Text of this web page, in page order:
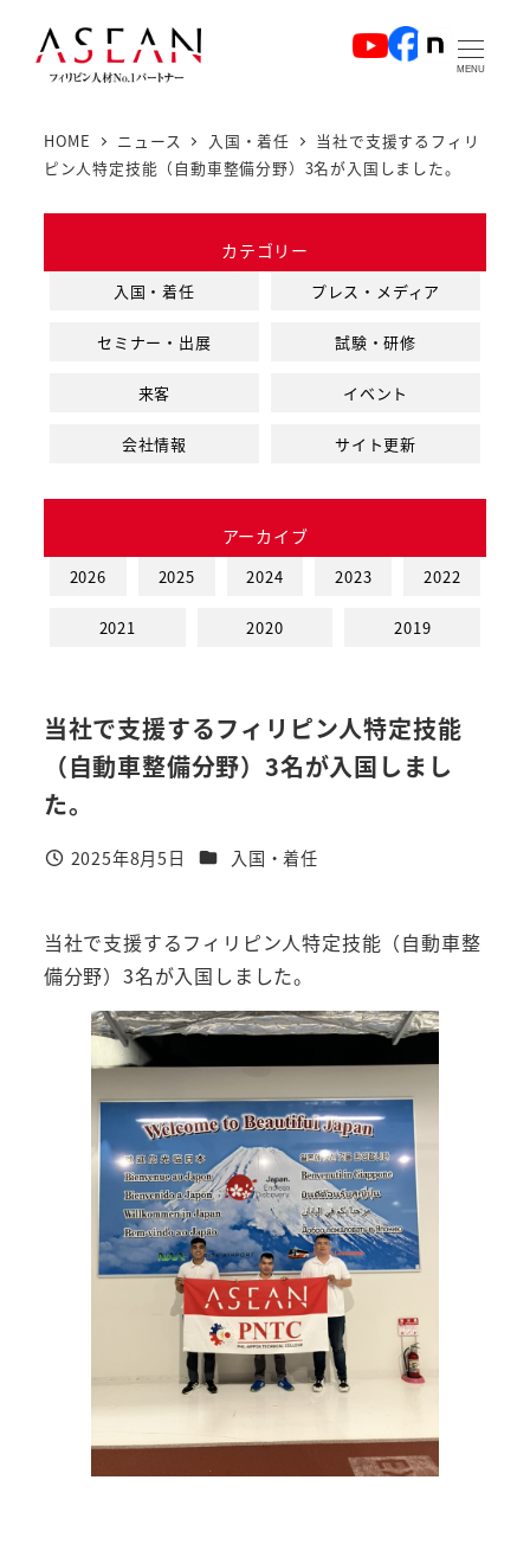
MENU
HOME ニュース 入国・着任
当社で支援するフィリ
ピン人特定技能（自動車整備分野）3名が入国しました。
カテゴリー
入国・着任 プレス・メディア
セミナー・出展 試験・研修
来客 イベント
会社情報 サイト更新
アーカイブ
2026 2025 2024 2023 2022
2021 2020 2019
当社で支援するフィリピン人特定技能
（自動車整備分野）3名が入国しまし
た。
投稿日
2025年8月5日 カテゴリー
入国・着任
当社で支援するフィリピン人特定技能（自動車整
備分野）3名が入国しました。